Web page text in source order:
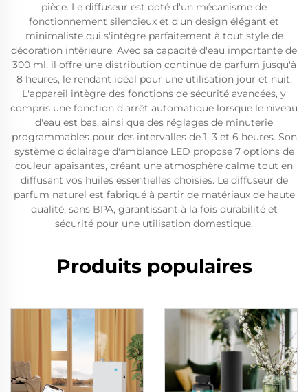
pièce. Le diffuseur est doté d'un mécanisme de
fonctionnement silencieux et d'un design élégant et
minimaliste qui s'intègre parfaitement à tout style de
décoration intérieure. Avec sa capacité d'eau importante de
300 ml, il offre une distribution continue de parfum jusqu'à
8 heures, le rendant idéal pour une utilisation jour et nuit.
L'appareil intègre des fonctions de sécurité avancées, y
compris une fonction d'arrêt automatique lorsque le niveau
d'eau est bas, ainsi que des réglages de minuterie
programmables pour des intervalles de 1, 3 et 6 heures. Son
système d'éclairage d'ambiance LED propose 7 options de
couleur apaisantes, créant une atmosphère calme tout en
diffusant vos huiles essentielles choisies. Le diffuseur de
parfum naturel est fabriqué à partir de matériaux de haute
qualité, sans BPA, garantissant à la fois durabilité et
sécurité pour une utilisation domestique.
Produits populaires